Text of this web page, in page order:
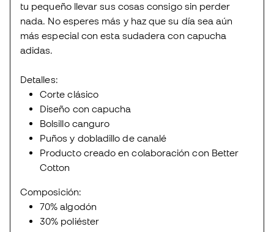
tu pequeño llevar sus cosas consigo sin perder
nada. No esperes más y haz que su día sea aún
más especial con esta sudadera con capucha
adidas.
Detalles:
Corte clásico
Diseño con capucha
Bolsillo canguro
Puños y dobladillo de canalé
Producto creado en colaboración con Better
Cotton
Composición:
70% algodón
30% poliéster